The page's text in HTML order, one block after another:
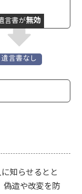
言書が無効
遺言書なし
知らせるとと
偽造や改変を防